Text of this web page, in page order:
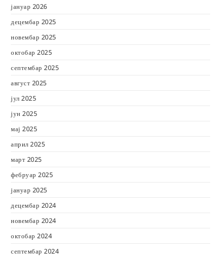
јануар 2026
децембар 2025
новембар 2025
октобар 2025
септембар 2025
август 2025
јул 2025
јун 2025
мај 2025
април 2025
март 2025
фебруар 2025
јануар 2025
децембар 2024
новембар 2024
октобар 2024
септембар 2024